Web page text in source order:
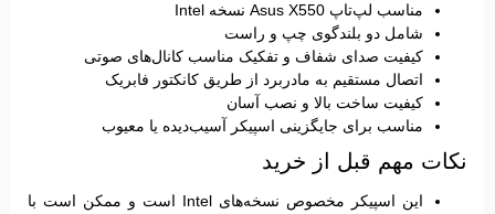
مناسب لپ‌تاپ Asus X550 نسخه Intel
شامل دو بلندگوی چپ و راست
کیفیت صدای شفاف و تفکیک مناسب کانال‌های صوتی
اتصال مستقیم به مادربرد از طریق کانکتور فابریک
کیفیت ساخت بالا و نصب آسان
مناسب برای جایگزینی اسپیکر آسیب‌دیده یا معیوب
نکات مهم قبل از خرید
این اسپیکر مخصوص نسخه‌های Intel است و ممکن است با